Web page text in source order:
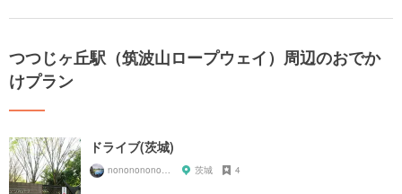
つつじヶ丘駅（筑波山ロープウェイ）周辺のおでか
けプラン
ドライブ(茨城)
茨城 4